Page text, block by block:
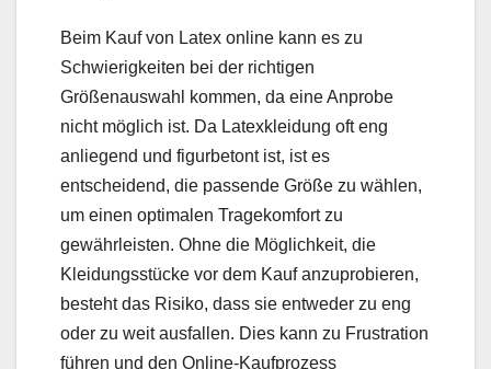
Beim Kauf von Latex online kann es zu
Schwierigkeiten bei der richtigen
Größenauswahl kommen, da eine Anprobe
nicht möglich ist. Da Latexkleidung oft eng
anliegend und figurbetont ist, ist es
entscheidend, die passende Größe zu wählen,
um einen optimalen Tragekomfort zu
gewährleisten. Ohne die Möglichkeit, die
Kleidungsstücke vor dem Kauf anzuprobieren,
besteht das Risiko, dass sie entweder zu eng
oder zu weit ausfallen. Dies kann zu Frustration
führen und den Online-Kaufprozess